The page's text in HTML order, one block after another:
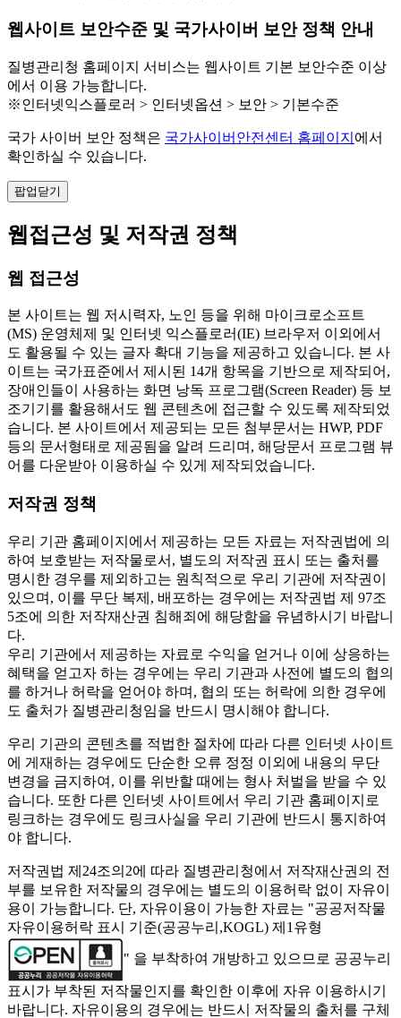
웹사이트 보안수준 및 국가사이버 보안 정책 안내
질병관리청 홈페이지 서비스는 웹사이트 기본 보안수준 이상
에서 이용 가능합니다.
※인터넷익스플로러 > 인터넷옵션 > 보안 > 기본수준
국가 사이버 보안 정책은 국가사이버안전센터 홈페이지 에서
확인하실 수 있습니다.
팝업닫기
웹접근성 및 저작권 정책
웹 접근성
본 사이트는 웹 저시력자, 노인 등을 위해 마이크로소프트
(MS) 운영체제 및 인터넷 익스플로러(IE) 브라우저 이외에서
도 활용될 수 있는 글자 확대 기능을 제공하고 있습니다. 본 사
이트는 국가표준에서 제시된 14개 항목을 기반으로 제작되어,
장애인들이 사용하는 화면 낭독 프로그램(Screen Reader) 등 보
조기기를 활용해서도 웹 콘텐츠에 접근할 수 있도록 제작되었
습니다. 본 사이트에서 제공되는 모든 첨부문서는 HWP, PDF
등의 문서형태로 제공됨을 알려 드리며, 해당문서 프로그램 뷰
어를 다운받아 이용하실 수 있게 제작되었습니다.
저작권 정책
우리 기관 홈페이지에서 제공하는 모든 자료는 저작권법에 의
하여 보호받는 저작물로서, 별도의 저작권 표시 또는 출처를
명시한 경우를 제외하고는 원칙적으로 우리 기관에 저작권이
있으며, 이를 무단 복제, 배포하는 경우에는 저작권법 제 97조
5조에 의한 저작재산권 침해죄에 해당함을 유념하시기 바랍니
다.
우리 기관에서 제공하는 자료로 수익을 얻거나 이에 상응하는
혜택을 얻고자 하는 경우에는 우리 기관과 사전에 별도의 협의
를 하거나 허락을 얻어야 하며, 협의 또는 허락에 의한 경우에
도 출처가 질병관리청임을 반드시 명시해야 합니다.
우리 기관의 콘텐츠를 적법한 절차에 따라 다른 인터넷 사이트
에 게재하는 경우에도 단순한 오류 정정 이외에 내용의 무단
변경을 금지하여, 이를 위반할 때에는 형사 처벌을 받을 수 있
습니다. 또한 다른 인터넷 사이트에서 우리 기관 홈페이지로
링크하는 경우에도 링크사실을 우리 기관에 반드시 통지하여
야 합니다.
저작권법 제24조의2에 따라 질병관리청에서 저작재산권의 전
부를 보유한 저작물의 경우에는 별도의 이용허락 없이 자유이
용이 가능합니다. 단, 자유이용이 가능한 자료는 "공공저작물
자유이용허락 표시 기준(공공누리,KOGL) 제1유형
" 을 부착하여 개방하고 있으므로 공공누리
표시가 부착된 저작물인지를 확인한 이후에 자유 이용하시기
바랍니다. 자유이용의 경우에는 반드시 저작물의 출처를 구체